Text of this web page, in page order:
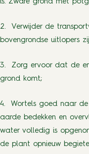
is. Zware grond met
2. Verwijder de
bovengrondse uitlopers
3. Zorg ervoor dat de
grond komt;
4. Wortels goed naar
aarde bedekken en
water volledig is
de plant opnieuw